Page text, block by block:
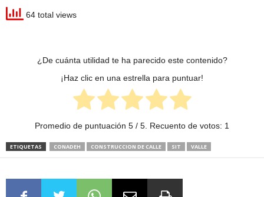
64 total views
¿De cuánta utilidad te ha parecido este contenido?
¡Haz clic en una estrella para puntuar!
Promedio de puntuación 5 / 5. Recuento de votos: 1
ETIQUETAS CONADEH CONSTRUCCION DE CALLE SIT VALLE